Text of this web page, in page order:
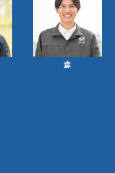
森